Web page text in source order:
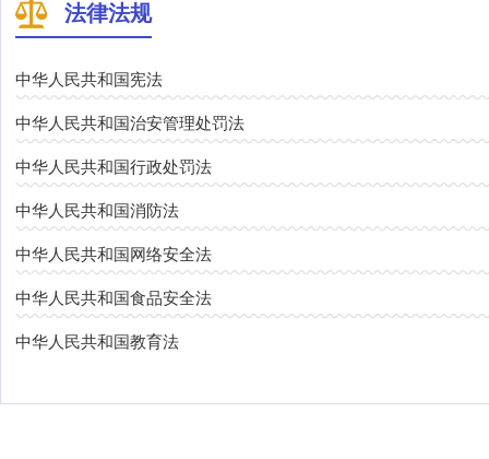
法律法规
中华人民共和国宪法
中华人民共和国治安管理处罚法
中华人民共和国行政处罚法
中华人民共和国消防法
中华人民共和国网络安全法
中华人民共和国食品安全法
中华人民共和国教育法